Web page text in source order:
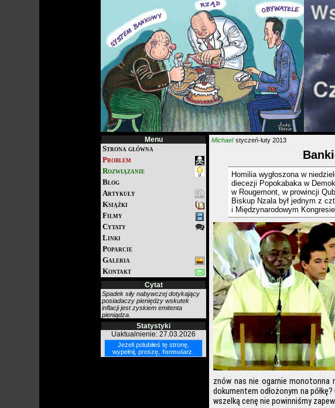
Menu
Strona główna
Problem
Rozwiązanie
Blog
Artykuły
Książki
Filmy
Cytaty
Linki
Poparcie
Galeria
Kontakt
Cytat
Spadek siły nabywczej dotykający
posiadaczy pieniędzy wskutek
inflacji jest zyskiem emitenta
pieniądza.
Statystyki
Uaktualnienie: 27.03.2026
Jeżeli polubiłeś tę stronę,
wypełnij, proszę, formularz
Michael styczeń-luty 2013
Homilia wygłoszona w
diecezji Popokabaka w
w Rougemont, w prowincji
Biskup Nzala był jednym z
i Międzynarodowym
znów nas nie ogarnie monotonna
dokumentem odłożonym na
wszelką cenę nie powinniśmy